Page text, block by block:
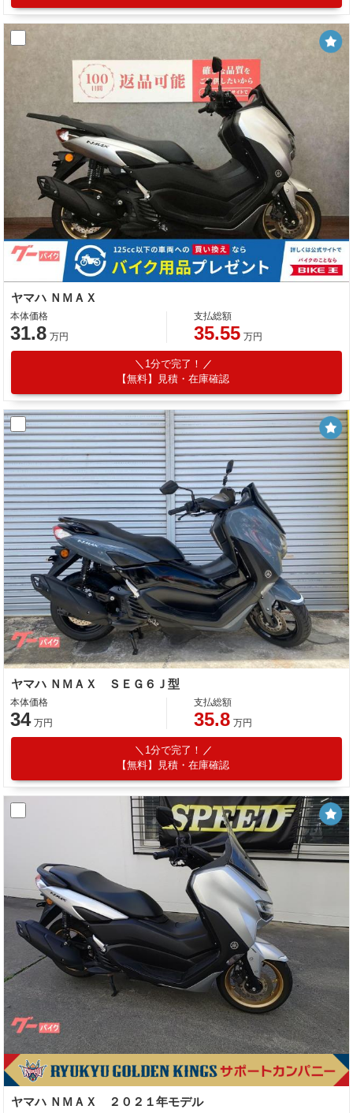
ヤマハ ＮＭＡＸ
本体価格
31.8 万円
支払総額
35.55 万円
1分で完了！
【無料】見積・在庫確認
ヤマハ ＮＭＡＸ ＳＥＧ６Ｊ型
本体価格
34 万円
支払総額
35.8 万円
1分で完了！
【無料】見積・在庫確認
ヤマハ ＮＭＡＸ ２０２１年モデル